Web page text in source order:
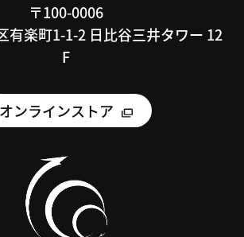
〒100-0006
有楽町1-1-2 日比谷三井タワー 12
F
オンラインストア